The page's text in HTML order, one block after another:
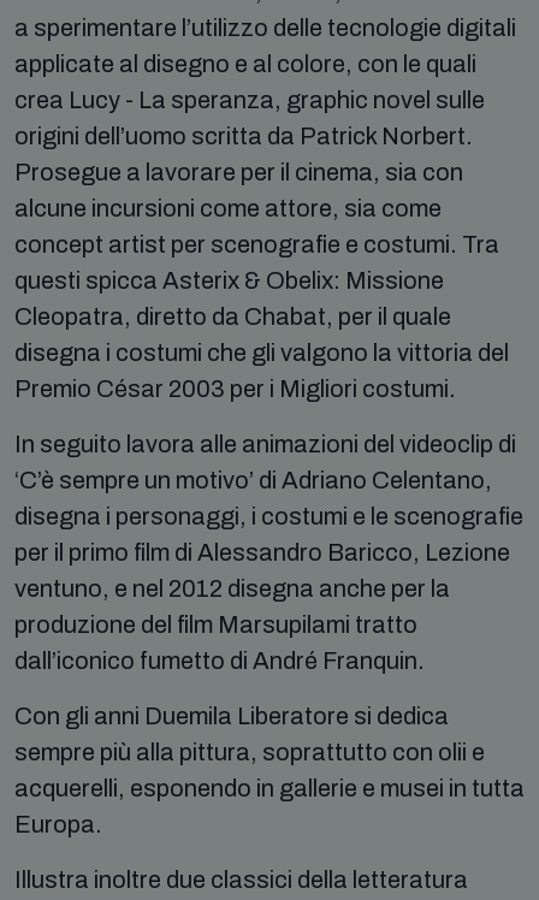
a sperimentare l’utilizzo delle tecnologie digitali
applicate al disegno e al colore, con le quali
crea Lucy - La speranza, graphic novel sulle
origini dell’uomo scritta da Patrick Norbert.
Prosegue a lavorare per il cinema, sia con
alcune incursioni come attore, sia come
concept artist per scenografie e costumi. Tra
questi spicca Asterix & Obelix: Missione
Cleopatra, diretto da Chabat, per il quale
disegna i costumi che gli valgono la vittoria del
Premio César 2003 per i Migliori costumi.
In seguito lavora alle animazioni del videoclip di
‘C’è sempre un motivo’ di Adriano Celentano,
disegna i personaggi, i costumi e le scenografie
per il primo film di Alessandro Baricco, Lezione
ventuno, e nel 2012 disegna anche per la
produzione del film Marsupilami tratto
dall’iconico fumetto di André Franquin.
Con gli anni Duemila Liberatore si dedica
sempre più alla pittura, soprattutto con olii e
acquerelli, esponendo in gallerie e musei in tutta
Europa.
Illustra inoltre due classici della letteratura